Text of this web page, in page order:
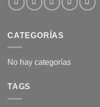
CATEGORÍAS
No hay categorías
TAGS